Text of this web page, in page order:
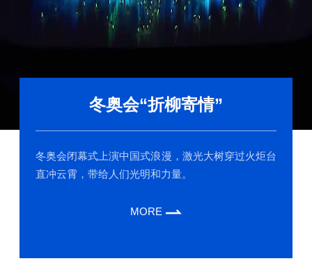
冬奥会“折柳寄情”
冬奥会闭幕式上演中国式浪漫，激光大树穿过火炬台
直冲云霄，带给人们光明和力量。
MORE